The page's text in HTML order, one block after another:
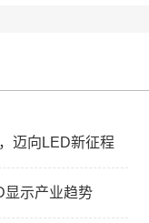
迈向LED新征程
显示产业趋势